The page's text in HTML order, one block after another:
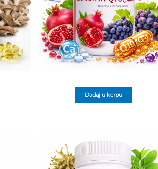
Dodaj u korpu